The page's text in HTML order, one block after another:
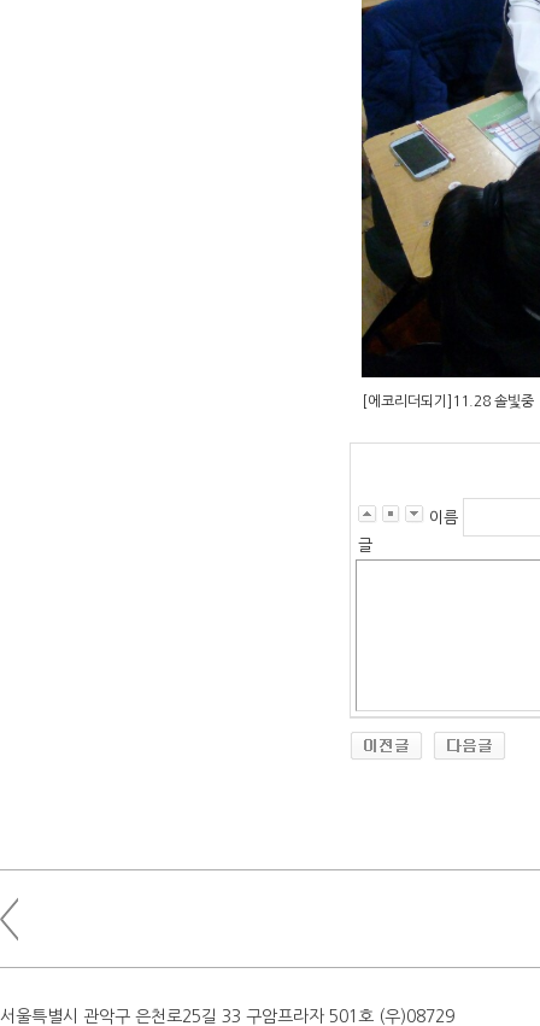
[에코리더되기]11.28 솔빛중
이름
글
서울특별시 관악구 은천로25길 33 구암프라자 501호 (우)08729